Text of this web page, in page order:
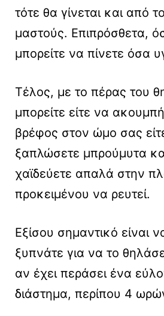
τότε θα γίνεται και από
μαστούς. Επιπρόσθετα,
μπορείτε να πίνετε όσα
Τέλος, με το πέρας του
μπορείτε είτε να
βρέφος στον ώμο σας
ξαπλώσετε μπρούμυτα
χαϊδεύετε απαλά στην
προκειμένου να ρευτεί.
Εξίσου σημαντικό είναι
ξυπνάτε για να το
αν έχει περάσει ένα
διάστημα, περίπου 4